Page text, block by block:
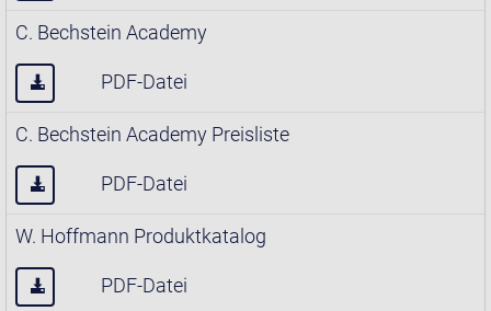
C. Bechstein Academy
PDF-Datei
C. Bechstein Academy Preisliste
PDF-Datei
W. Hoffmann Produktkatalog
PDF-Datei